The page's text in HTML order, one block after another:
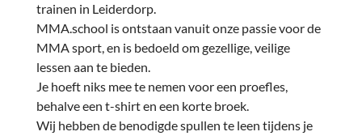
trainen in Leiderdorp.
MMA.school is ontstaan vanuit onze passie voor de
MMA sport, en is bedoeld om gezellige, veilige
lessen aan te bieden.
Je hoeft niks mee te nemen voor een proefles,
behalve een t-shirt en een korte broek.
Wij hebben de benodigde spullen te leen tijdens je